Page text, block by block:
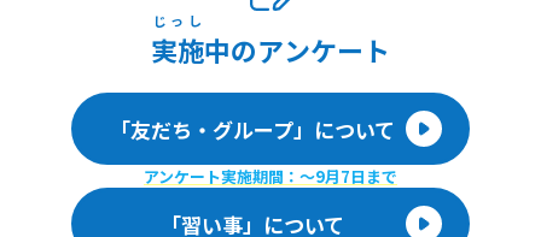
実施
じっし
中のアンケート
「友だち・グループ」について
アンケート実施期間：〜9月7日まで
「習い事」について